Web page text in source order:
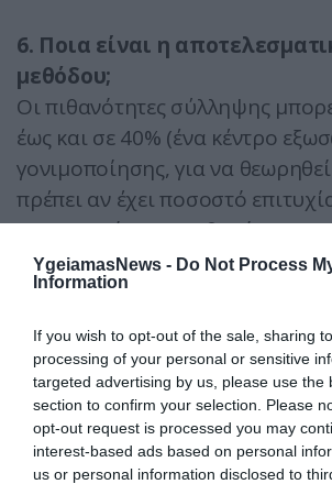
YgeiamasNews - Do Not Process
Information
If you wish to opt-out of the sale, sharing
processing of your personal or sensitive
targeted advertising by us, please use the
section to confirm your selection. Please
opt-out request is processed you may
interest-based ads based on personal
us or personal information disclosed to
6. Ποια είναι η
µεθόδου;
Οι πιθανότητες σύλληψης
έως και σε 40% (ένα κέντρο
γονιμοποίησης, για να
πρέπει αν έχει ποσοστό
20%). Ωστόσο, οι πιθανότητες
σύλληψης εξαρτώνται από
παραμέτρους, εκ των οποίων η
ειδικοί εξηγούν ότι για μια
το ποσοστό επιτυχίας μπορεί να
αλλά οι πιθανότητες κύησης
μειώνονται στο 3%.